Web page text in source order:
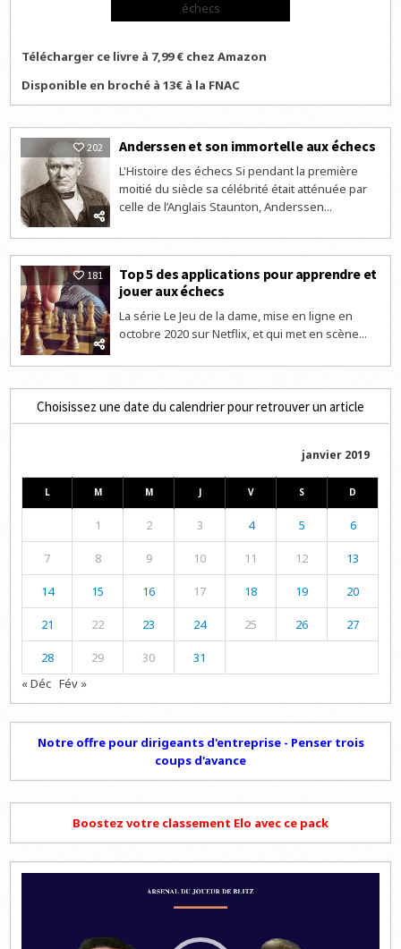
échecs
Télécharger ce livre à 7,99 € chez Amazon
Disponible en broché à 13€ à la FNAC
202 Anderssen et son immortelle aux échecs
L'Histoire des échecs Si pendant la première
moitié du siècle sa célébrité était atténuée par
celle de l’Anglais Staunton, Anderssen...
181
Top 5 des applications pour apprendre et
jouer aux échecs
La série Le Jeu de la dame, mise en ligne en
octobre 2020 sur Netflix, et qui met en scène...
Choisissez une date du calendrier pour retrouver un article
janvier 2019
L M M J V S D
1 2 3 4 5 6
7 8 9 10 11 12 13
14 15 16 17 18 19 20
21 22 23 24 25 26 27
28 29 30
31
« Déc Fév »
Notre offre pour dirigeants d'entreprise - Penser trois
coups d'avance
Boostez votre classement Elo avec ce pack